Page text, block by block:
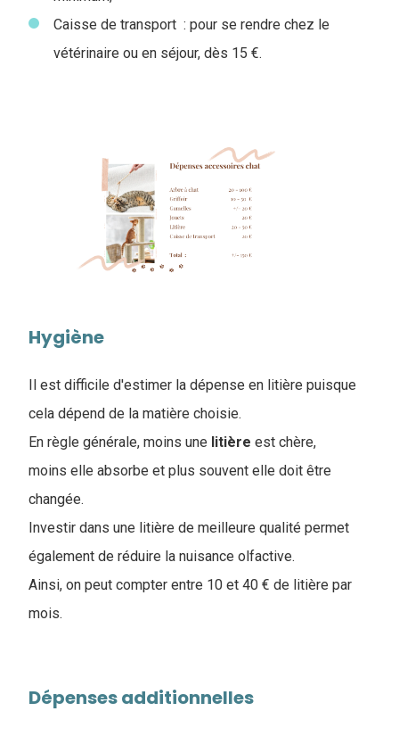
Caisse de transport : pour se rendre chez le
vétérinaire ou en séjour, dès 15 €.
Hygiène
Il est difficile d'estimer la dépense en litière puisque
cela dépend de la matière choisie.
En règle générale, moins une litière est chère,
moins elle absorbe et plus souvent elle doit être
changée.
Investir dans une litière de meilleure qualité permet
également de réduire la nuisance olfactive.
Ainsi, on peut compter entre 10 et 40 € de litière par
mois.
Dépenses additionnelles